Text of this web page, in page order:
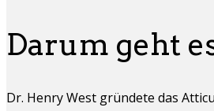
Darum geht
Dr. Henry West gründete das